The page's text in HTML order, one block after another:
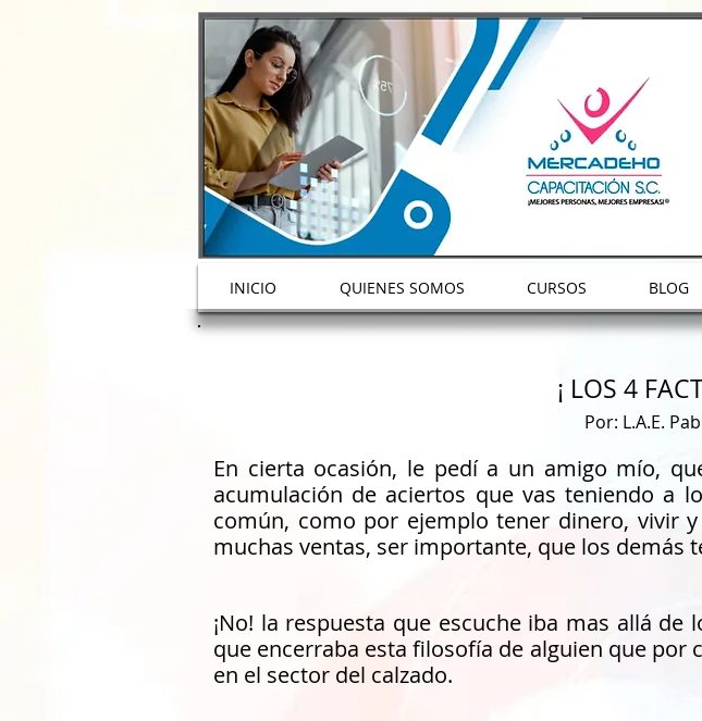
INICIO QUIENES SOMOS CURSOS BLOG
¡ LOS 4
Por: L.A.E.
En cierta ocasión, le pedí a un amigo mío,
acumulación de aciertos que vas teniendo a
común, como por ejemplo tener dinero, vivir
muchas ventas, ser importante, que los demás
¡No! la respuesta que escuche iba mas allá
que encerraba esta filosofía de alguien que por
en el sector del calzado.